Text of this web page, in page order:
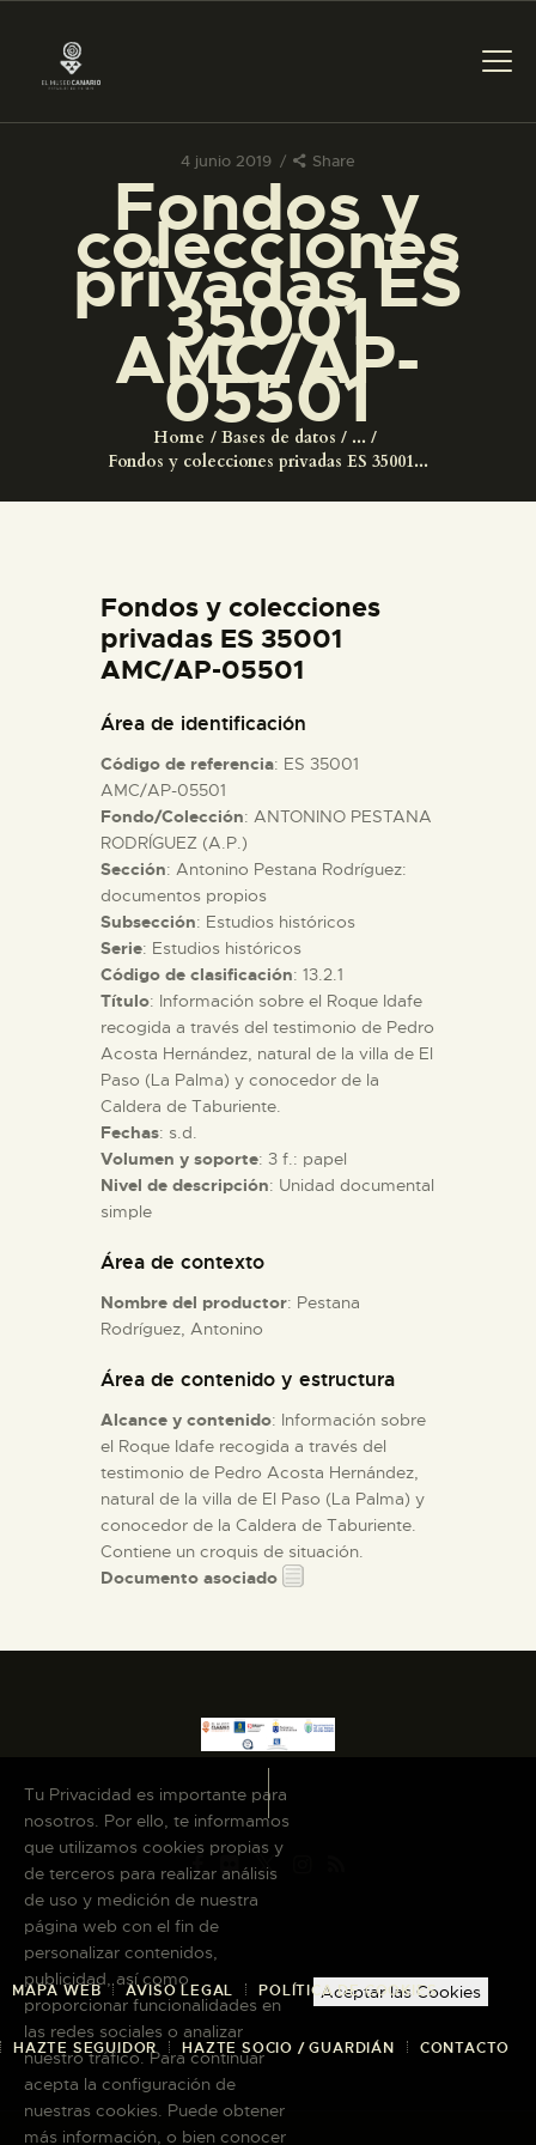
4 junio 2019 Share
Fondos y
colecciones
privadas ES
35001
AMC/AP-
05501
Home Bases de datos
...
Fondos y colecciones privadas ES 35001...
PREPARAR LA VISITA
ACTIVIDADES
█
EL MUSEO
ESPAÑOL
ACTIVIDADES
█
EL MUSEO
COLECCIONES
DIDÁCTICA
ESPAÑOL
Fondos y colecciones
privadas ES 35001
AMC/AP-05501
Área de identificación
Código de referencia: ES 35001
AMC/AP-05501
Fondo/Colección: ANTONINO PESTANA
RODRÍGUEZ (A.P.)
Sección: Antonino Pestana Rodríguez:
documentos propios
Subsección: Estudios históricos
Serie: Estudios históricos
Código de clasificación: 13.2.1
Título: Información sobre el Roque Idafe
recogida a través del testimonio de Pedro
Acosta Hernández, natural de la villa de El
Paso (La Palma) y conocedor de la
Caldera de Taburiente.
Fechas: s.d.
Volumen y soporte: 3 f.: papel
Nivel de descripción: Unidad documental
simple
Área de contexto
Nombre del productor: Pestana
Rodríguez, Antonino
Área de contenido y estructura
Alcance y contenido: Información sobre
el Roque Idafe recogida a través del
testimonio de Pedro Acosta Hernández,
natural de la villa de El Paso (La Palma) y
conocedor de la Caldera de Taburiente.
Contiene un croquis de situación.
Documento asociado
MAPA WEB AVISO LEGAL POLÍTICA DE COOKIES
HAZTE SEGUIDOR HAZTE SOCIO / GUARDIÁN CONTACTO
Tu Privacidad es importante para
nosotros. Por ello, te informamos
que utilizamos cookies propias y
de terceros para realizar análisis
de uso y medición de nuestra
página web con el fin de
personalizar contenidos,
publicidad, así como
proporcionar funcionalidades en
las redes sociales o analizar
nuestro tráfico. Para continuar
acepta la configuración de
nuestras cookies. Puede obtener
más información, o bien conocer
Aceptar las Cookies